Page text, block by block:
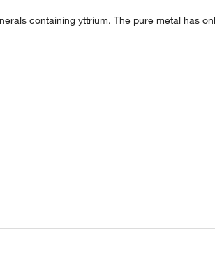
containing yttrium. The pure metal has